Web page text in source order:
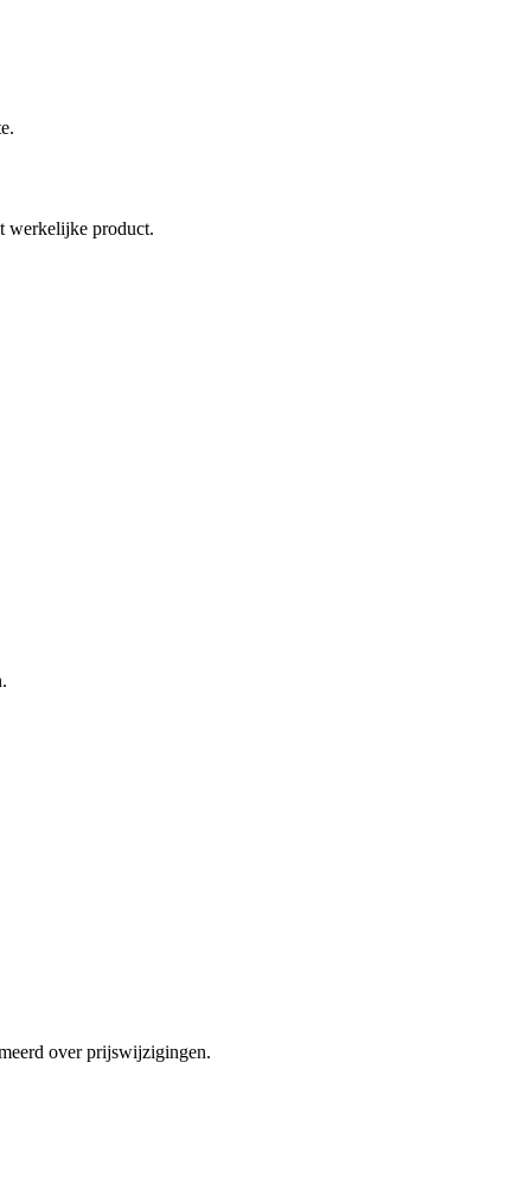
werkelijke product.
over prijswijzigingen.